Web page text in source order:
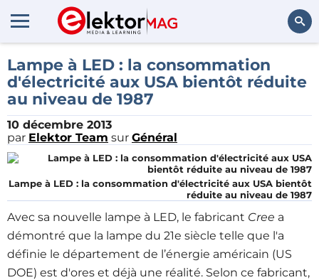
Rechercher
Lampe à LED : la consommation
d'électricité aux USA bientôt réduite
au niveau de 1987
10 décembre 2013
par Elektor Team sur Général
Lampe à LED : la consommation d'électricité aux USA bientôt
réduite au niveau de 1987
Avec sa nouvelle lampe à LED, le fabricant Cree a
démontré que la lampe du 21e siècle telle que l'a
définie le département de l’énergie américain (US
DOE) est d'ores et déjà une réalité. Selon ce fabricant,